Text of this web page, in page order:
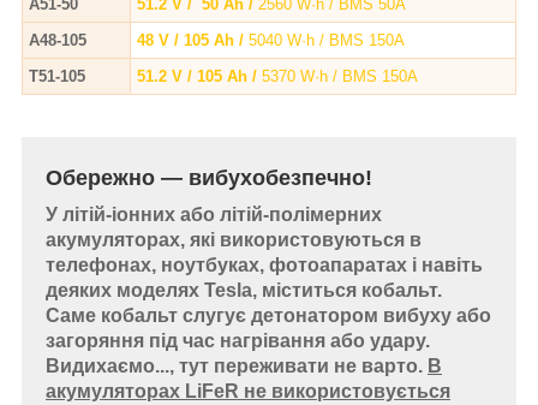
A51-50 51.2 V / 50 Ah / 2560 W·h / BMS 50A
A48-105
48 V / 105 Ah / 5040 W·h / BMS 150A
T51-105
51.2 V / 105 Ah / 5370 W·h / BMS 150A
Обережно — вибухобезпечно!
У літій-іонних або літій-полімерних
акумуляторах, які використовуються в
телефонах, ноутбуках, фотоапаратах і навіть
деяких моделях Tesla, міститься кобальт.
Саме кобальт слугує детонатором вибуху або
загоряння під час нагрівання або удару.
Видихаємо..., тут переживати не варто. В
акумуляторах LiFeR не використовується